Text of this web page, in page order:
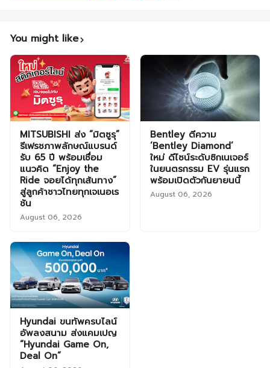
You might like
MITSUBISHI ส่ง “มิตซูรุ”
รีเฟรชภาพลักษณ์แบรนด์
รับ 65 ปี พร้อมเชื่อม
แนวคิด “Enjoy the
Ride จอยได้ทุกเส้นทาง”
สู่ลูกค้าชาวไทยทุกเจเนอเร
ชัน
August 06, 2026
Bentley ตีความ
‘Bentley Diamond’
ใหม่ ดีไซน์ระดับซิกเนเจอร์
ในยนตรกรรม EV รุ่นแรก
พร้อมเปิดตัวกันยายนนี้
August 06, 2026
Hyundai ขนทัพครบไลน์
อัพลงสนาม ส่งแคมเปญ
“Hyundai Game On,
Deal On”